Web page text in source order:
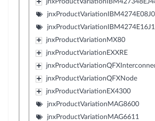
jnxProductVariationMX80
jnxProductVariationEXXRE
jnxProductVariationQFXNode
jnxProductVariationEX4300
jnxProductVariationMAG8600
jnxProductVariationMAG6611